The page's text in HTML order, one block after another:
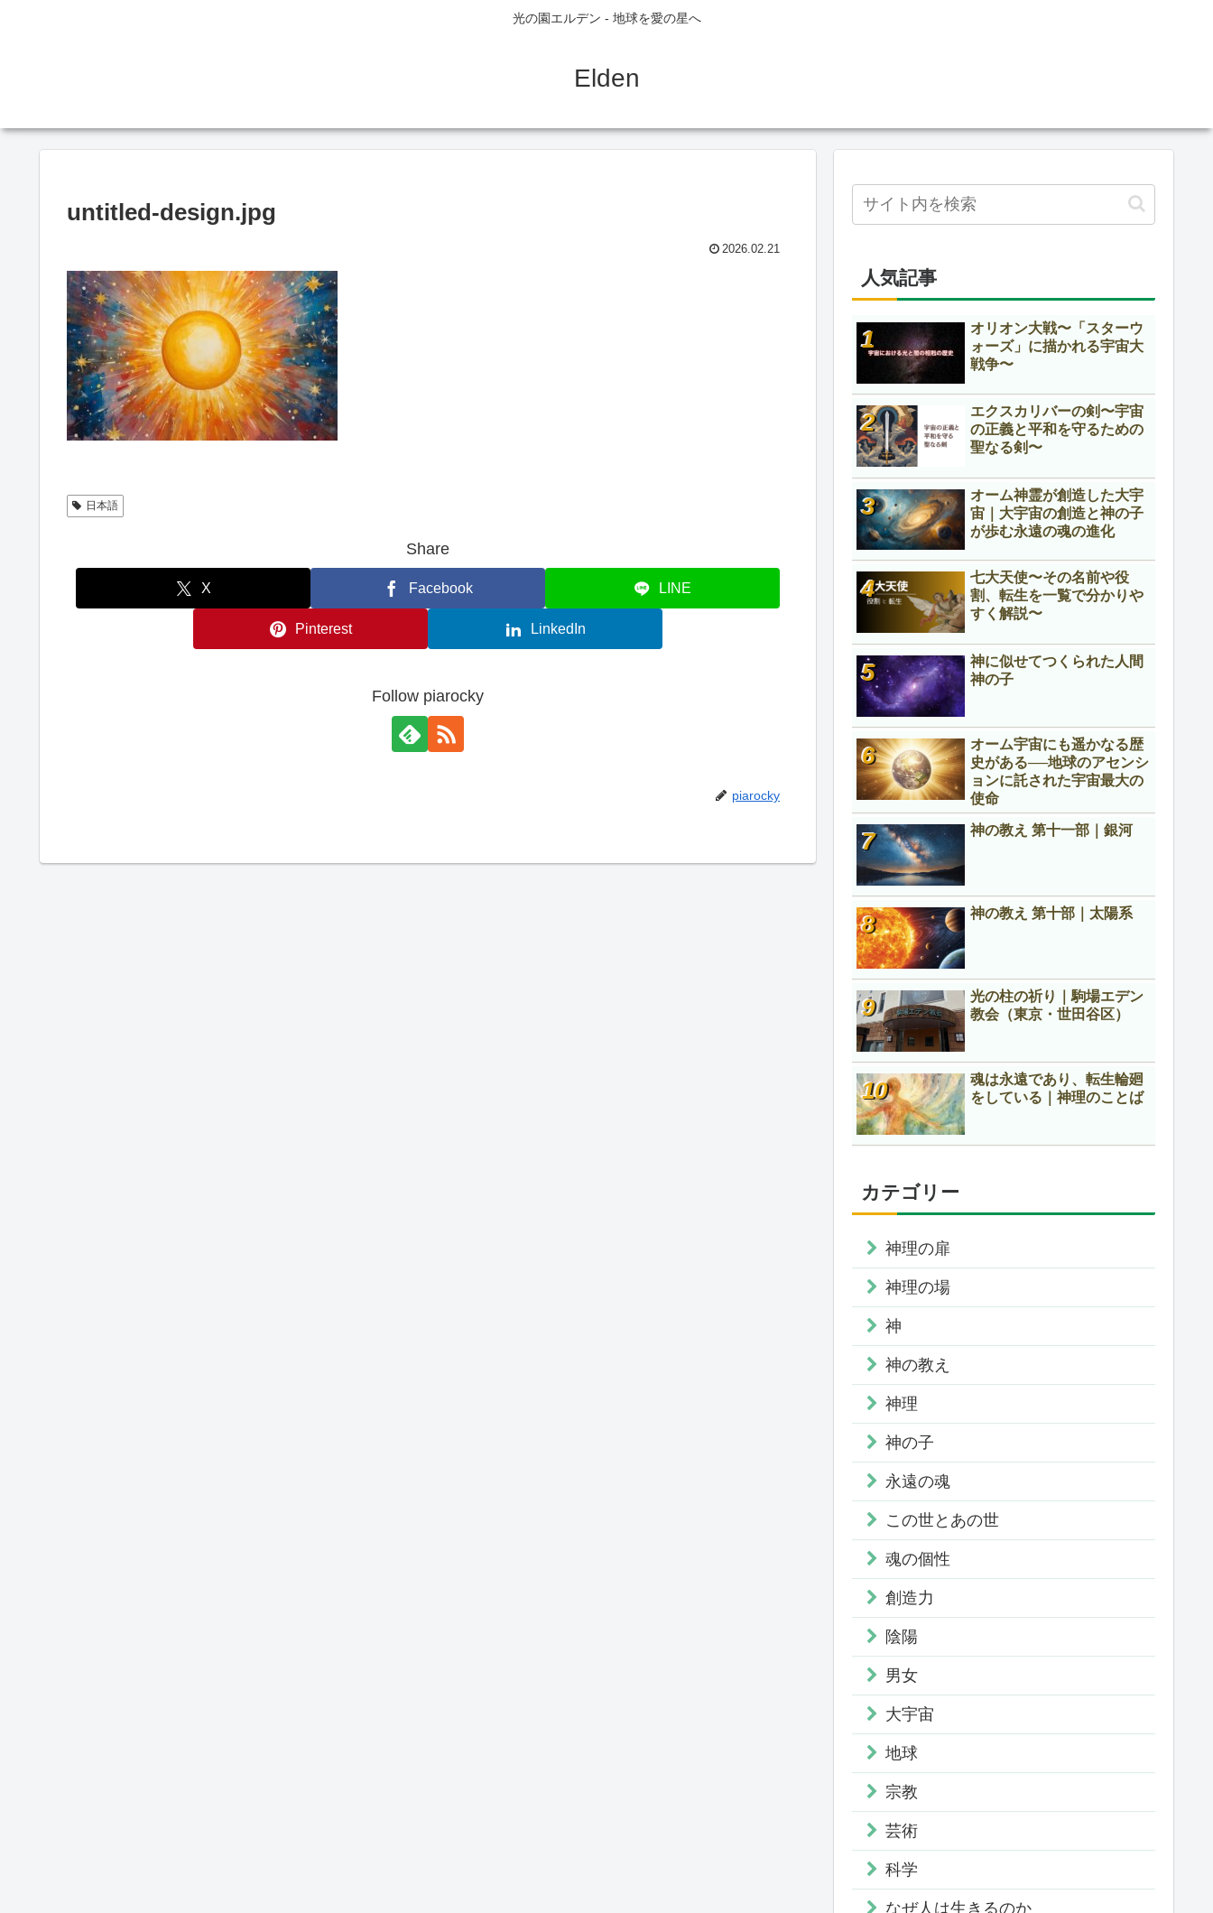
光の園エルデン - 地球を愛の星へ
Elden
untitled-design.jpg
2026.02.21
日本語
Share
X Facebook LINE
Pinterest LinkedIn
Follow piarocky
piarocky
人気記事
オリオン大戦〜「スターウ
ォーズ」に描かれる宇宙大
戦争〜
エクスカリバーの剣〜宇宙
の正義と平和を守るための
聖なる剣〜
オーム神霊が創造した大宇
宙｜大宇宙の創造と神の子
が歩む永遠の魂の進化
七大天使〜その名前や役
割、転生を一覧で分かりや
すく解説〜
神に似せてつくられた人間
神の子
オーム宇宙にも遥かなる歴
史がある──地球のアセンシ
ョンに託された宇宙最大の
使命
神の教え 第十一部｜銀河
神の教え 第十部｜太陽系
光の柱の祈り｜駒場エデン
教会（東京・世田谷区）
魂は永遠であり、転生輪廻
をしている｜神理のことば
カテゴリー
神理の扉
神理の場
神
神の教え
神理
神の子
永遠の魂
この世とあの世
魂の個性
創造力
陰陽
男女
大宇宙
地球
宗教
芸術
科学
なぜ人は生きるのか